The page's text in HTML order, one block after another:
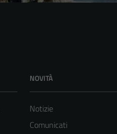
NOVITÀ
Notizie
Comunicati